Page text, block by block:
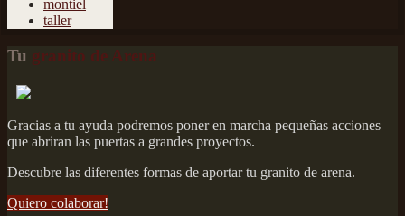
montiel
taller
Tu granito de Arena
Gracias a tu ayuda podremos poner en marcha pequeñas acciones
que abriran las puertas a grandes proyectos.
Descubre las diferentes formas de aportar tu granito de arena.
Quiero colaborar!